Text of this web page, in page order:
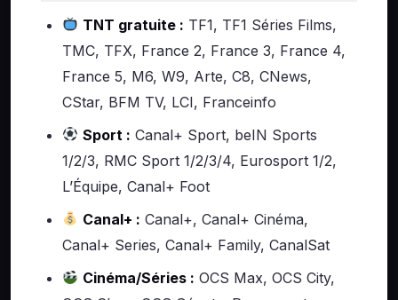
TNT gratuite : TF1, TF1 Séries Films,
TMC, TFX, France 2, France 3, France 4,
France 5, M6, W9, Arte, C8, CNews,
CStar, BFM TV, LCI, Franceinfo
Sport : Canal+ Sport, beIN Sports
1/2/3, RMC Sport 1/2/3/4, Eurosport 1/2,
L’Équipe, Canal+ Foot
Canal+ : Canal+, Canal+ Cinéma,
Canal+ Series, Canal+ Family, CanalSat
Cinéma/Séries : OCS Max, OCS City,